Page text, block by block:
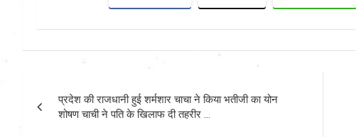
navigation
प्रदेश की राजधानी हुई शर्मशार चाचा ने किया भतीजी का योन
शोषण चाची ने पति के खिलाफ दी तहरीर …